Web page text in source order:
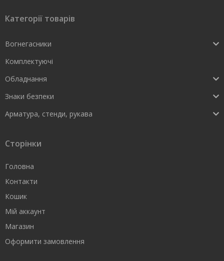
Категорії товарів
Вогнегасники
Комплектуючі
Обладнання
Знаки безпеки
Арматура, стенди, рукава
Сторінки
Головна
Контакти
Кошик
Мій аккаунт
Магазин
Оформити замовлення